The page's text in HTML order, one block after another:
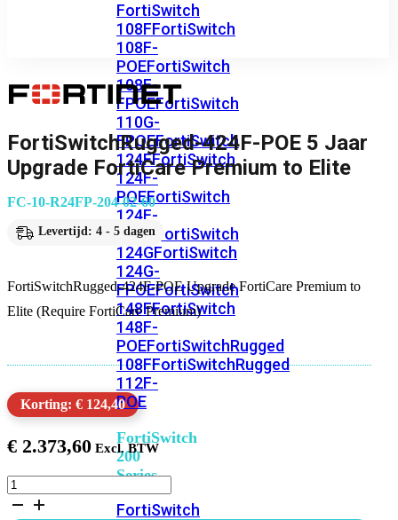
FortiSwitch
108FFortiSwitch
108F-
POEFortiSwitch
108F-
FPOEFortiSwitch
110G-
FPOEFortiSwitch
124FFortiSwitch
124F-
POEFortiSwitch
124F-
FPOE FortiSwitch
124GFortiSwitch
124G-
FPOEFortiSwitch
148FFortiSwitch
148F-
POEFortiSwitchRugged
108FFortiSwitchRugged
112F-
POE
FortiSwitch
200
Series
FortiSwitch
FortiSwitchRugged-424F-POE 5 Jaar
Upgrade FortiCare Premium to Elite
FC-10-R24FP-204-02-60
Levertijd: 4 - 5 dagen
FortiSwitchRugged-424F-POE Upgrade FortiCare Premium to
Elite (Require FortiCare Premium)
Korting: € 124,40
€ 2.373,60
FortiSwitchRugged-
424F-